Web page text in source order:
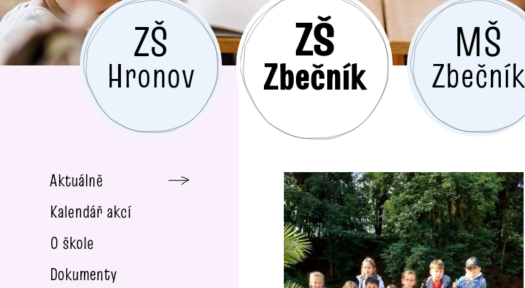
ZŠ
Hronov
ZŠ
Zbečník
MŠ
Zbečník
Aktuálně
Kalendář akcí
O škole
Dokumenty